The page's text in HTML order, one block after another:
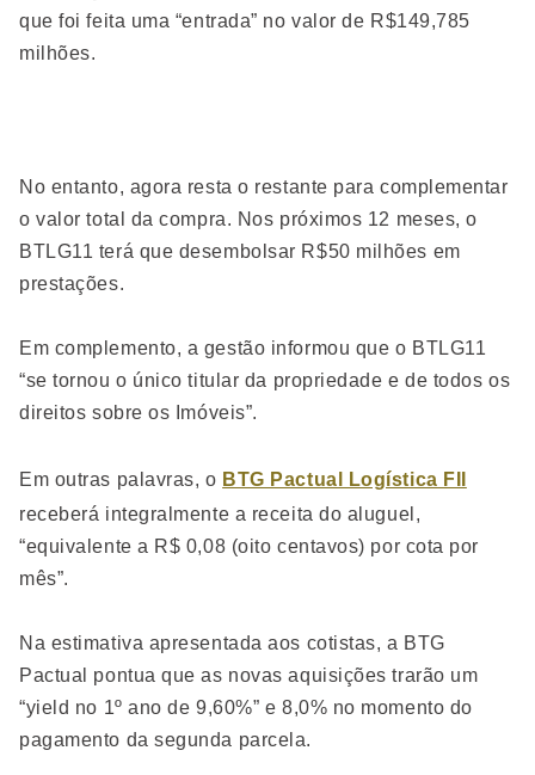
que foi feita uma “entrada” no valor de R$149,785
milhões.
No entanto, agora resta o restante para complementar
o valor total da compra. Nos próximos 12 meses, o
BTLG11 terá que desembolsar R$50 milhões em
prestações.
Em complemento, a gestão informou que o BTLG11
“se tornou o único titular da propriedade e de todos os
direitos sobre os Imóveis”.
Em outras palavras, o BTG Pactual Logística FII
receberá integralmente a receita do aluguel,
“equivalente a R$ 0,08 (oito centavos) por cota por
mês”.
Na estimativa apresentada aos cotistas, a BTG
Pactual pontua que as novas aquisições trarão um
“yield no 1º ano de 9,60%” e 8,0% no momento do
pagamento da segunda parcela.